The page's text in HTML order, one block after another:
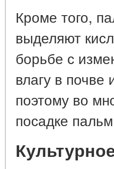
Кроме того,
выделяют
борьбе с
влагу в
поэтому во
посадке